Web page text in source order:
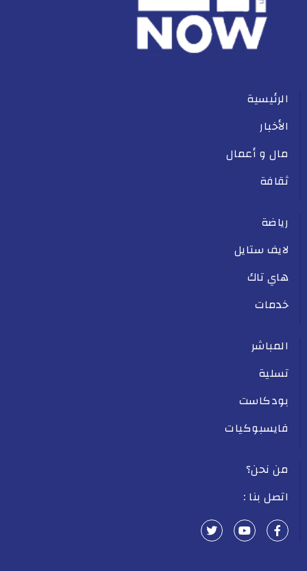
الرئيسية
الأخبار
مال و أعمال
ثقافة
رياضة
لايف ستايل
هاي تاك
خدمات
المباشر
تسلية
بودكاست
فايسبوكيات
من نحن؟
اتصل بنا :